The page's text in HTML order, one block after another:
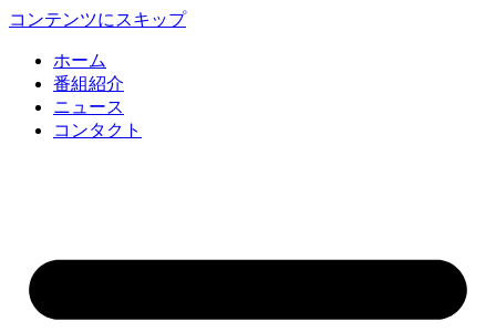
コンテンツにスキップ
ホーム
番組紹介
ニュース
コンタクト